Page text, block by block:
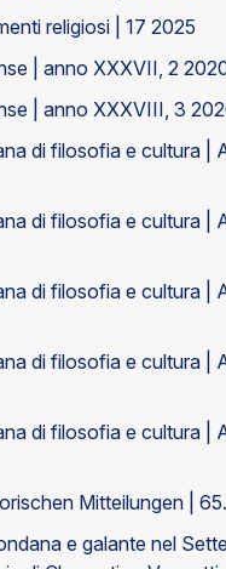
religiosi | 17 2025
| anno XXXVII, 2
| anno XXXVIII, 3
di filosofia e cultura |
di filosofia e cultura |
di filosofia e cultura |
di filosofia e cultura |
di filosofia e cultura |
Mitteilungen |
e galante nel